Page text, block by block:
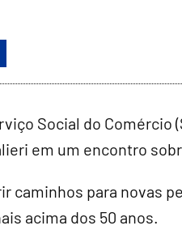
Social do Comércio
em um encontro
caminhos para novas
acima dos 50 anos.